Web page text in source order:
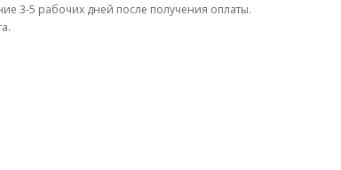
3-5 рабочих дней после получения оплаты.